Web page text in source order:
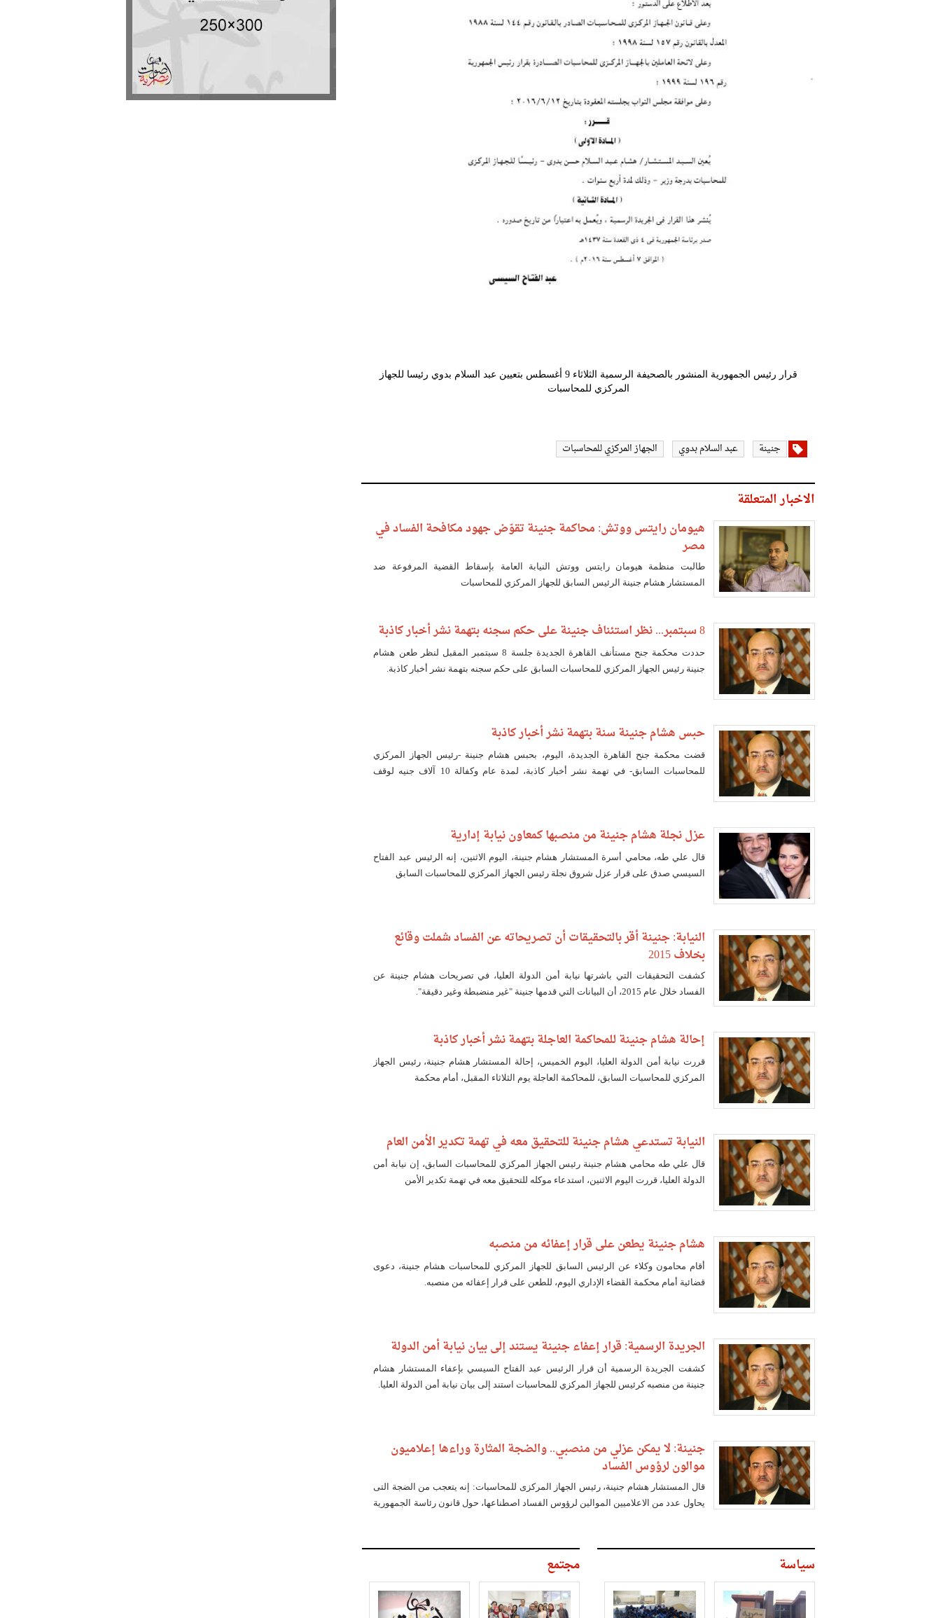
قرار رئيس الجمهورية المنشور بالصحيفة الرسمية الثلاثاء 9 أغسطس بتعيين عبد السلام بدوي رئيسا للجهاز
المركزي للمحاسبات
جنينة عبد السلام بدوي الجهاز المركزي للمحاسبات
الاخبار المتعلقة
هيومان رايتس ووتش: محاكمة جنينة تقوّض جهود مكافحة الفساد في
مصر
طالبت منظمة هيومان رايتس ووتش النيابة العامة بإسقاط القضية المرفوعة ضد
المستشار هشام جنينة الرئيس السابق للجهاز المركزي للمحاسبات
8 سبتمبر... نظر استئناف جنينة على حكم سجنه بتهمة نشر أخبار كاذبة
حددت محكمة جنح مستأنف القاهرة الجديدة جلسة 8 سبتمبر المقبل لنظر طعن هشام
جنينة رئيس الجهاز المركزي للمحاسبات السابق على حكم سجنه بتهمة نشر أخبار كاذبة.
حبس هشام جنينة سنة بتهمة نشر أخبار كاذبة
قضت محكمة جنح القاهرة الجديدة، اليوم، بحبس هشام جنينة -رئيس الجهاز المركزي
للمحاسبات السابق- في تهمة نشر أخبار كاذبة، لمدة عام وكفالة 10 آلاف جنيه لوقف
عزل نجلة هشام جنينة من منصبها كمعاون نيابة إدارية‎
قال علي طه، محامي أسرة المستشار هشام جنينة، اليوم الاثنين، إنه الرئيس عبد الفتاح
السيسي صدق على قرار عزل شروق نجلة رئيس الجهاز المركزي للمحاسبات السابق
النيابة: جنينة أقر بالتحقيقات أن تصريحاته عن الفساد شملت وقائع
بخلاف 2015
كشفت التحقيقات التي باشرتها نيابة أمن الدولة العليا، في تصريحات هشام جنينة عن
الفساد خلال عام 2015، أن البيانات التي قدمها جنينة "غير منضبطة وغير دقيقة".
إحالة هشام جنينة للمحاكمة العاجلة بتهمة نشر أخبار كاذبة
قررت نيابة أمن الدولة العليا، اليوم الخميس، إحالة المستشار هشام جنينة، رئيس الجهاز
المركزي للمحاسبات السابق، للمحاكمة العاجلة يوم الثلاثاء المقبل، أمام محكمة
النيابة تستدعي هشام جنينة للتحقيق معه في تهمة تكدير الأمن العام
قال علي طه محامي هشام جنينة رئيس الجهاز المركزي للمحاسبات السابق، إن نيابة أمن
الدولة العليا، قررت اليوم الاثنين، استدعاء موكله للتحقيق معه في تهمة تكدير الأمن
هشام جنينة يطعن على قرار إعفائه من منصبه
أقام محامون وكلاء عن الرئيس السابق للجهاز المركزي للمحاسبات هشام جنينة، دعوى
قضائية أمام محكمة القضاء الإداري اليوم، للطعن على قرار إعفائه من منصبه.
الجريدة الرسمية: قرار إعفاء جنينة يستند إلى بيان نيابة أمن الدولة
كشفت الجريدة الرسمية أن قرار الرئيس عبد الفتاح السيسي بإعفاء المستشار هشام
جنينة من منصبه كرئيس للجهاز المركزي للمحاسبات استند إلى بيان نيابة أمن الدولة العليا.
جنينة: لا يمكن عزلي من منصبي.. والضجة المثارة وراءها إعلاميون
موالون لرؤوس الفساد
قال المستشار هشام جنينة، رئيس الجهاز المركزى للمحاسبات: إنه يتعجب من الضجة التى
يحاول عدد من الاعلاميين الموالين لرؤوس الفساد اصطناعها، حول قانون رئاسة الجمهورية
سياسة مجتمع